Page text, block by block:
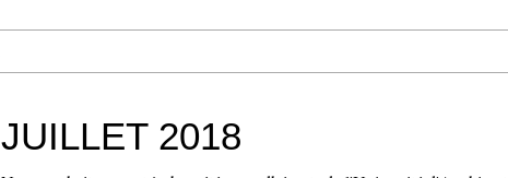
JUILLET 2018